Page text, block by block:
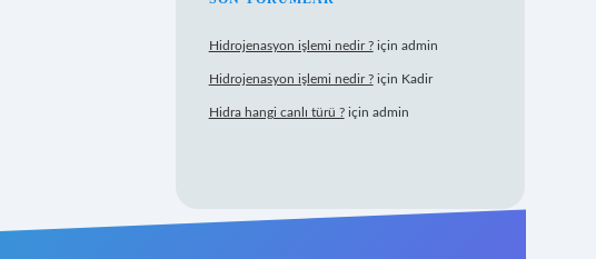
Hidrojenasyon işlemi nedir ?için admin
Hidrojenasyon işlemi nedir ?için Kadir
Hidra hangi canlı türü ?için admin